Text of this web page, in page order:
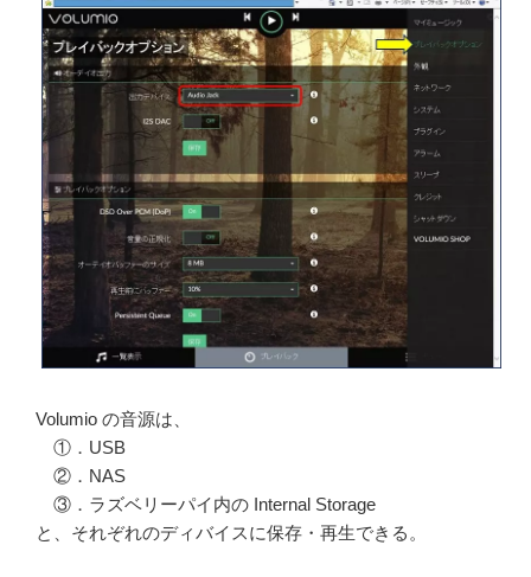
Volumio の音源は、
①．USB
②．NAS
③．ラズベリーパイ内の Internal Storage
と、それぞれのディバイスに保存・再生できる。